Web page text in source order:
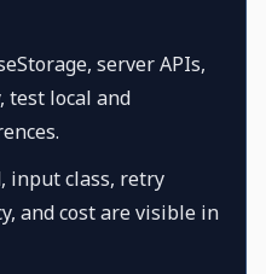
server APIs,
test local and
input class, retry
and cost are visible in